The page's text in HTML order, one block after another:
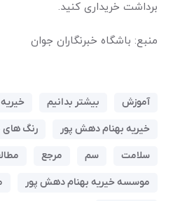
برداشت خریداری کنید.
منبع: باشگاه خبرنگاران جوان
آموزش بیشتر بدانیم
خیریه
خیریه بهنام دهش پور
رنگ
سلامت
سم مرجع
موسسه خیریه بهنام دهش پور